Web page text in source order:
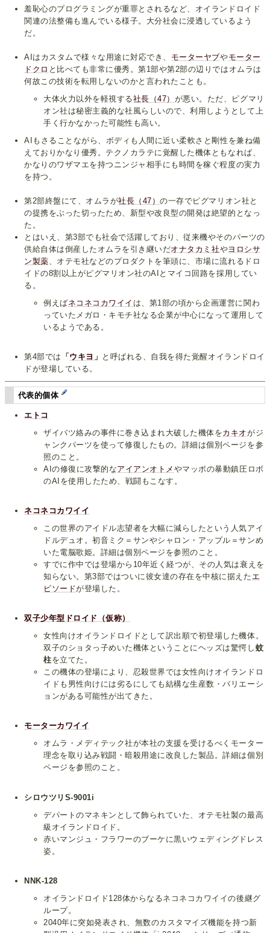
羞恥心のプログラミングが重罪とされるなど、オイランドロイド
関連の法整備も進んでいる様子。大分社会に浸透しているよう
だ。
AIはカスタムで様々な用途に対応でき、 モーターヤブやモーター
ドクロ と比べても非常に優秀。第1部や第2部の辺りではオムラは
何故この技術を転用しないのかと言われたことも。
大体火力以外を軽視する社長（47） が悪い。ただ、ピグマリ
オン社は秘密主義的な社風らしいので、利用しようとして上
手く行かなかった可能性も高い。
AIもさることながら、ボディも人間に近い柔軟さと剛性を兼ね備
えておりかなり優秀。テクノカラテに覚醒した機体ともなれば、
かなりのワザマエを持つニンジャ相手にも時間を稼ぐ程度の実力
を持つ。
第2部終盤にて、オムラが社長（47）の一存でピグマリオン社と
の提携をぶった切ったため、新型や改良型の開発は絶望的となっ
た。
とはいえ、第3部でも社会で活躍しており、従来機やそのパーツの
供給自体は倒産したオムラを引き継いだオナタカミ社やヨロシサ
ン製薬、オテモ社などのプロダクトを筆頭に、市場に流れるドロ
イドの8割以上がピグマリオン社のAIとマイコ回路を採用してい
る。
例えばネコネコカワイイ は、第1部の頃から企画運営に関わ
っていたメガロ・キモチ社なる企業が中心になって運用して
いるようである。
第4部では 「 ウキヨ 」 と呼ばれる、自我を得た覚醒オイランドロイ
ドが登場している。
代表的個体
エトコ
ザイバツ絡みの事件に巻き込まれ大破した機体をカキオがジ
ャンクパーツを使って修復したもの。詳細は個別ページを参
照のこと。
AIの修復に攻撃的なアイアンオトメ やマッポの暴動鎮圧ロボ
のAIを使用したため、戦闘もこなす。
ネコネコカワイイ
この世界のアイドル志望者を大幅に減らしたという人気アイ
ドルデュオ。初音ミク＝サンやシャロン・アップル＝サンめ
いた電脳歌姫。詳細は個別ページを参照のこと。
すでに作中では登場から10年近く経つが、その人気は衰えを
知らない。第3部ではついに彼女達の存在を中核に据えた エ
ピソードが登場した。
双子少年型ドロイド（仮称）
女性向けオイランドロイドとして訳出順で初登場した機体。
双子のショタっ子めいた機体ということにヘッズは驚愕し 蚊
柱を立てた。
この機体の登場により、忍殺世界では女性向けオイランドロ
イドも男性向けには劣るにしても結構な生産数・バリエーシ
ョンがある可能性が出てきた。
モーターカワイイ
オムラ・メディテック社が本社の支援を受けるべくモーター
理念を取り込み戦闘・暗殺用途に改良した製品。詳細は個別
ページを参照のこと。
シロウツリS-9001i
デパートのマネキンとして飾られていた、オテモ社製の最高
級オイランドロイド。
赤いマンジュ・フラワーのブーケに黒いウェディングドレス
姿。
NNK-128
オイランドロイド128体からなるネコネコカワイイの後継グ
ループ。
2040年に突如発表され、無数のカスタマイズ機能を持つ新